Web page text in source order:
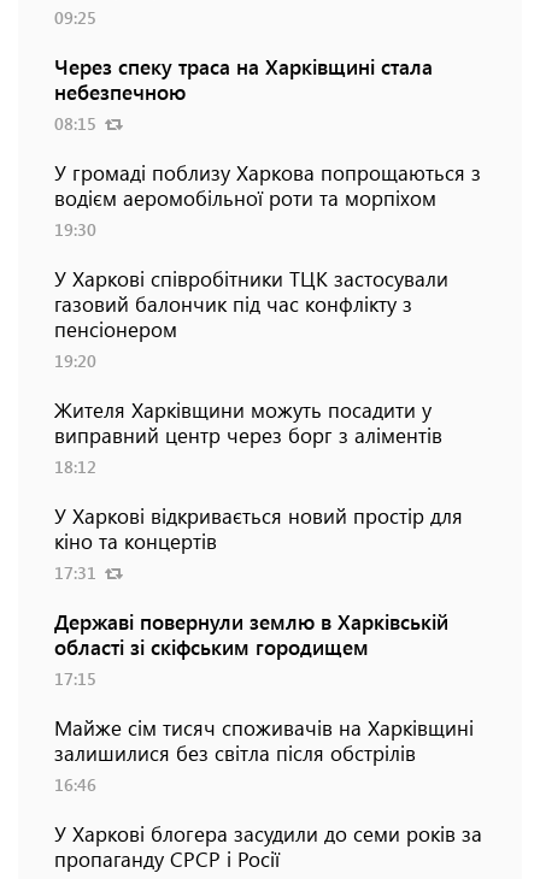
09:25
Через спеку траса на Харківщині стала
небезпечною
08:15
У громаді поблизу Харкова попрощаються з
водієм аеромобільної роти та морпіхом
19:30
У Харкові співробітники ТЦК застосували
газовий балончик під час конфлікту з
пенсіонером
19:20
Жителя Харківщини можуть посадити у
виправний центр через борг з аліментів
18:12
У Харкові відкривається новий простір для
кіно та концертів
17:31
Державі повернули землю в Харківській
області зі скіфським городищем
17:15
Майже сім тисяч споживачів на Харківщині
залишилися без світла після обстрілів
16:46
У Харкові блогера засудили до семи років за
пропаганду СРСР і Росії